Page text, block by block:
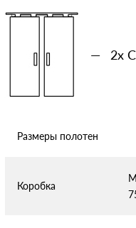
— 2x
Размеры полотен
Коробка
Отправляя форму вы
конфиденциальности